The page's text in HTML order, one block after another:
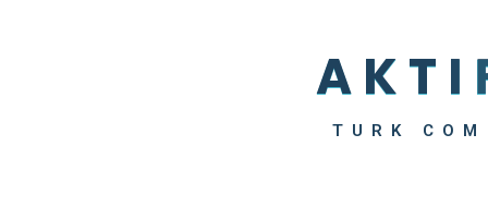
A KT I
TURK COM